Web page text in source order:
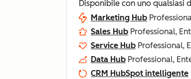
Disponibile con uno qualsiasi
Marketing Hub
Sales Hub Professional,
Service Hub Professional,
Data Hub Professional,
CRM HubSpot intelligente